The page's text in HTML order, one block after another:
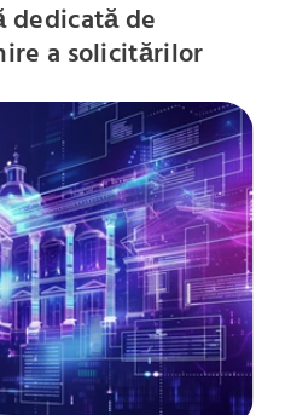
dedicată de
a solicitărilor